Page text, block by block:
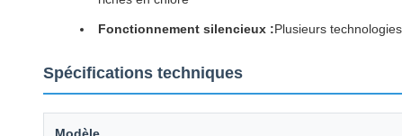
Fonctionnement silencieux :Plusieurs
Spécifications techniques